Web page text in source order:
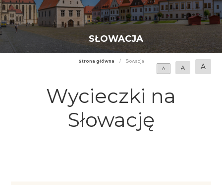
SŁOWACJA
Strona główna /
Słowacja
A
A A
Wycieczki na
Słowację